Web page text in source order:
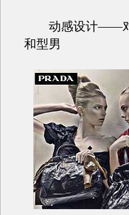
动感设计——对
和型男